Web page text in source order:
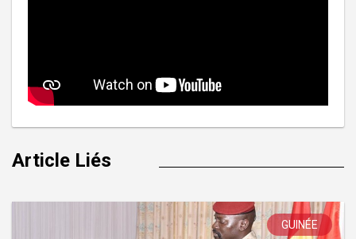
Article Liés
GUINÉE